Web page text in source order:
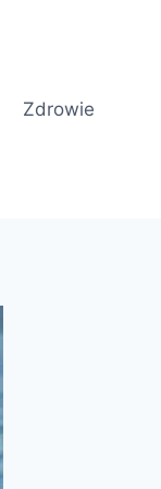
Zdrowie